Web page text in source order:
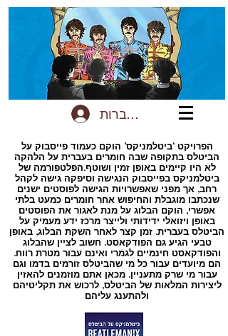
להתחברות
הפרויקט ‘ביטלמניקס’ הוקם כעמוד פייסבוק על
הביטלס בתקופה שבה חומרים בעברית על הלהקה
לא היו קיימים באופן זמין ושוטף.הפלטפורמה של
ביטלמניקס בפייסבוק הנגישה וסיפקה גישה לקהל
רחב, אך מפני שאפשרויות הגישה לפוסטים ישנים
שנכתבו מוגבלת והחיפוש אחר חומרים כמעט בלתי
אפשרי, הוקם הבלוג על מנת לאגור את הפוסטים
באופן ויזואלי ידידותי ולייצר מרכז ידע מעמיק על
הביטלס בעברית. זמן קצר לאחר השקת הבלוג, באופן
טבעי הגיע גם הפודקאסט. חשוב לציין שהבלוג
והפודקאסט חינמיים לגמרי ואינם עבור מטרת רווח.
הם מיועדים עבור כל מי שהביטלס זורמים בדמו וגם
עבור מי שרק מתעניין. מכאן אתם מוזמנים להאזין
ליצירות המלאות של הביטלס, לרכוש את תקליטיהם
ולהתענג עליהם